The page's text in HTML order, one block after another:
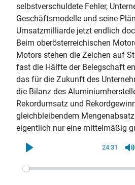
selbstverschuldete Fehler,
Geschäftsmodelle und seine
Umsatzmilliarde jetzt endlich
Beim oberösterreichischen
Motors stehen die Zeichen auf
fast die Hälfte der Belegschaft
das für die Zukunft des
die Bilanz des
Rekordumsatz und
gleichbleibendem
eigentlich nur eine mittelmäßig
24:31